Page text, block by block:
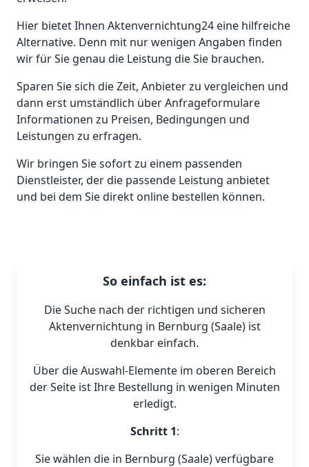
Hier bietet Ihnen Aktenvernichtung24 eine hilfreiche
Alternative. Denn mit nur wenigen Angaben finden
wir für Sie genau die Leistung die Sie brauchen.
Sparen Sie sich die Zeit, Anbieter zu vergleichen und
dann erst umständlich über Anfrageformulare
Informationen zu Preisen, Bedingungen und
Leistungen zu erfragen.
Wir bringen Sie sofort zu einem passenden
Dienstleister, der die passende Leistung anbietet
und bei dem Sie direkt online bestellen können.
So einfach ist es:
Die Suche nach der richtigen und sicheren
Aktenvernichtung in Bernburg (Saale) ist
denkbar einfach.
Über die Auswahl-Elemente im oberen Bereich
der Seite ist Ihre Bestellung in wenigen Minuten
erledigt.
Schritt 1:
Sie wählen die in Bernburg (Saale) verfügbare